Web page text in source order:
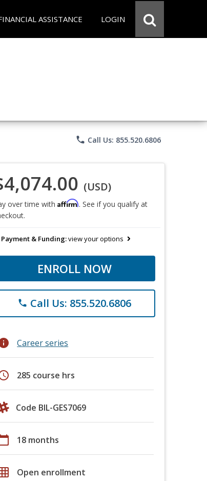
ASSISTANCE LOGIN
phone Call Us: 855.520.6806
(USD)
over time with Affirm. See if you qualify at
Payment & Funding:view your options
ENROLL NOW
phone Call Us: 855.520.6806
Career series
285 course hrs
Code BIL-GES7069
18 months
grid_on Open enrollment